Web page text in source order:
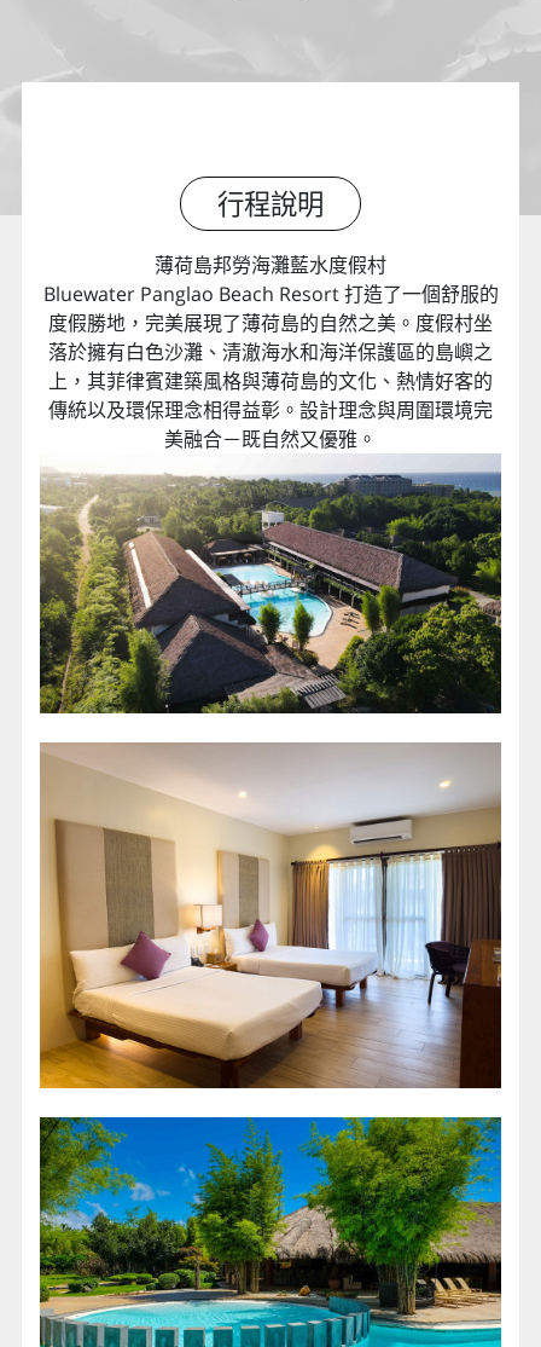
行程說明
薄荷島邦勞海灘藍水度假村
Bluewater Panglao Beach Resort 打造了一個舒服的
度假勝地，完美展現了薄荷島的自然之美。度假村坐
落於擁有白色沙灘、清澈海水和海洋保護區的島嶼之
上，其菲律賓建築風格與薄荷島的文化、熱情好客的
傳統以及環保理念相得益彰。設計理念與周圍環境完
美融合－既自然又優雅。